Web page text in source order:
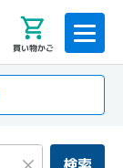
買い物かご